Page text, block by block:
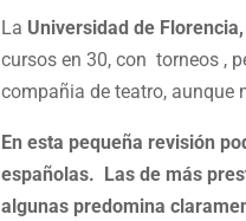
La Universidad de Florencia,
cursos en 30, con torneos ,
compañia de teatro, aunque
En esta pequeña revisión
españolas. Las de más
algunas predomina